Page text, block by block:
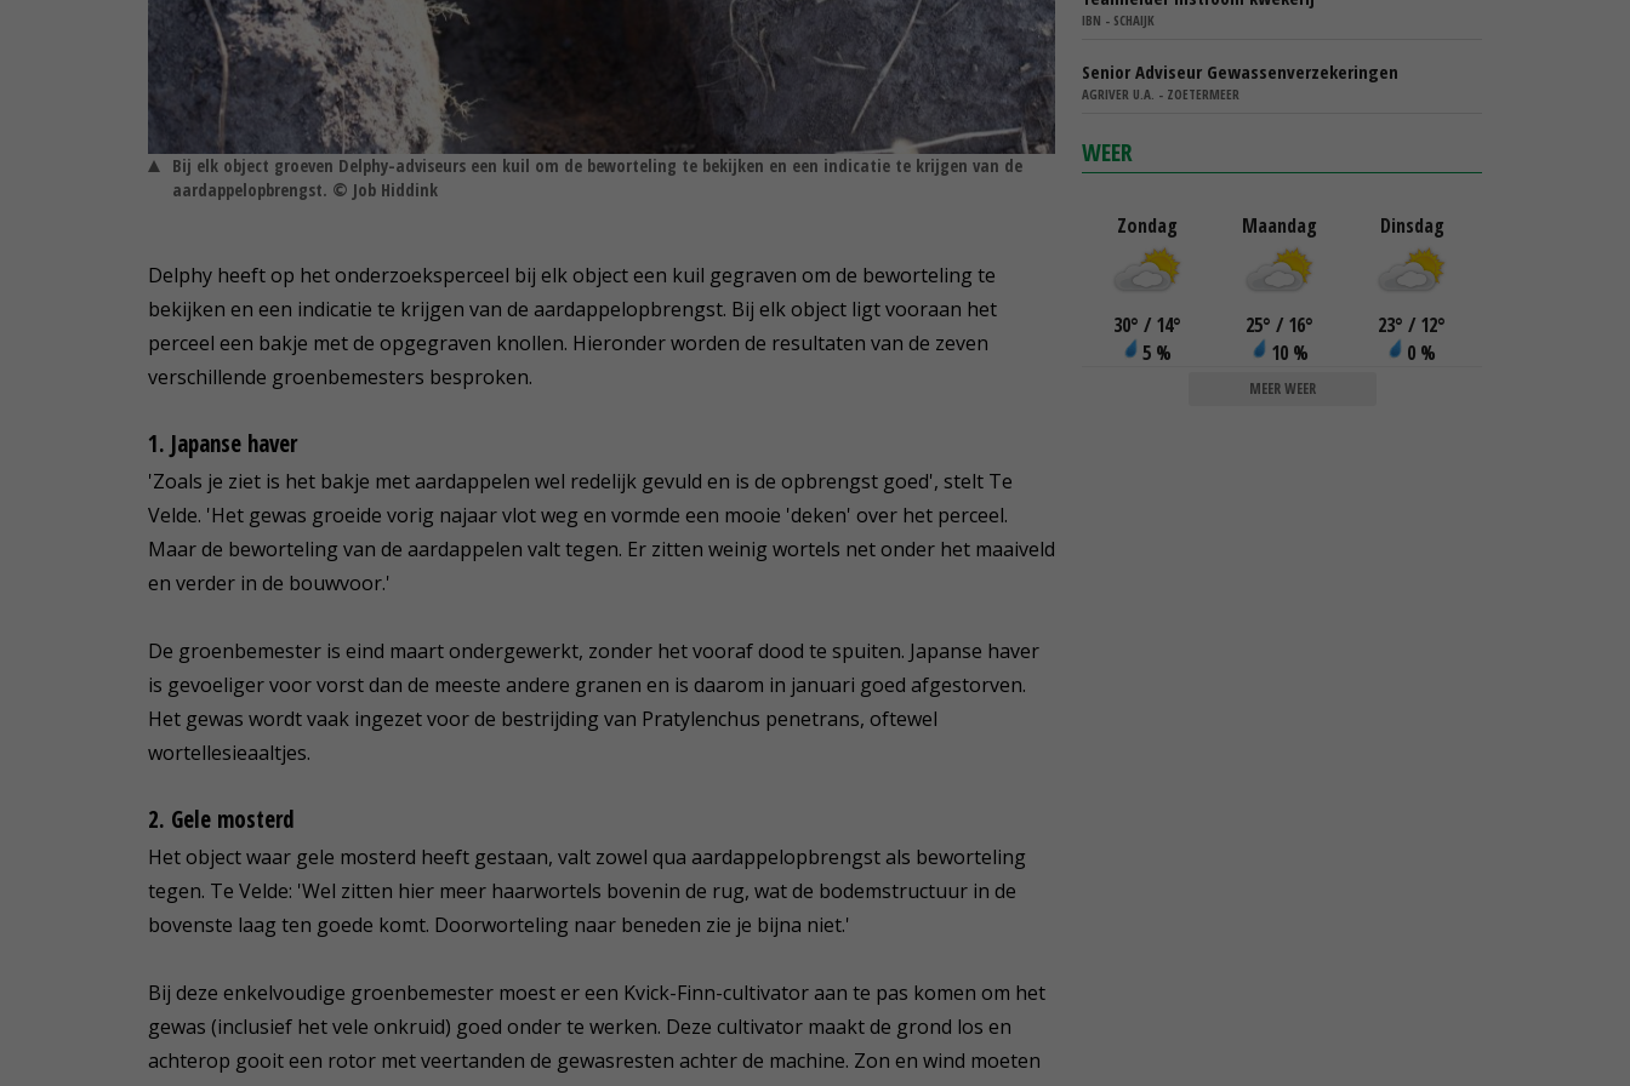
Bij elk object groeven Delphy-adviseurs een kuil om de beworteling te bekijken en een indicatie te krijgen van de
aardappelopbrengst. © Job Hiddink
Delphy heeft op het onderzoeksperceel bij elk object een kuil gegraven om de beworteling te
bekijken en een indicatie te krijgen van de aardappelopbrengst. Bij elk object ligt vooraan het
perceel een bakje met de opgegraven knollen. Hieronder worden de resultaten van de zeven
verschillende groenbemesters besproken.
1. Japanse haver
'Zoals je ziet is het bakje met aardappelen wel redelijk gevuld en is de opbrengst goed', stelt Te
Velde. 'Het gewas groeide vorig najaar vlot weg en vormde een mooie 'deken' over het perceel.
Maar de beworteling van de aardappelen valt tegen. Er zitten weinig wortels net onder het maaiveld
en verder in de bouwvoor.'
De groenbemester is eind maart ondergewerkt, zonder het vooraf dood te spuiten. Japanse haver
is gevoeliger voor vorst dan de meeste andere granen en is daarom in januari goed afgestorven.
Het gewas wordt vaak ingezet voor de bestrijding van Pratylenchus penetrans, oftewel
wortellesieaaltjes.
2. Gele mosterd
Het object waar gele mosterd heeft gestaan, valt zowel qua aardappelopbrengst als beworteling
tegen. Te Velde: 'Wel zitten hier meer haarwortels bovenin de rug, wat de bodemstructuur in de
bovenste laag ten goede komt. Doorworteling naar beneden zie je bijna niet.'
Bij deze enkelvoudige groenbemester moest er een Kvick-Finn-cultivator aan te pas komen om het
gewas (inclusief het vele onkruid) goed onder te werken. Deze cultivator maakt de grond los en
achterop gooit een rotor met veertanden de gewasresten achter de machine. Zon en wind moeten
IBN - SCHAIJK
Senior Adviseur Gewassenverzekeringen
AGRIVER U.A. - ZOETERMEER
WEER
Zondag
30° / 14°
5 %
Maandag
25° / 16°
10 %
Dinsdag
23° / 12°
0 %
MEER WEER